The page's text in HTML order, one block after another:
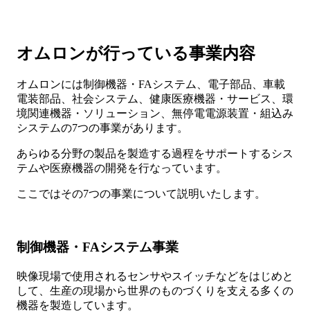
オムロンが行っている事業内容
オムロンには制御機器・FAシステム、電子部品、車載
電装部品、社会システム、健康医療機器・サービス、環
境関連機器・ソリューション、無停電電源装置・組込み
システムの7つの事業があります。
あらゆる分野の製品を製造する過程をサポートするシス
テムや医療機器の開発を行なっています。
ここではその7つの事業について説明いたします。
制御機器・FAシステム事業
映像現場で使用されるセンサやスイッチなどをはじめと
して、生産の現場から世界のものづくりを支える多くの
機器を製造しています。